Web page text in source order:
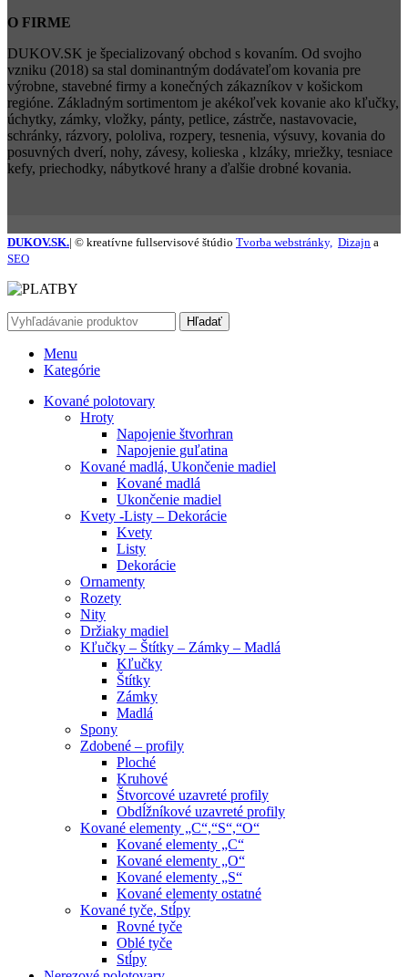
O FIRME
DUKOV.SK je špecializovaný obchod s kovaním. Od svojho
vzniku (2018) sa stal dominantným dodávateľom kovania pre
výrobne, stavebné firmy a konečných zákazníkov v košickom
regióne. Základným sortimentom je akékoľvek kovanie ako kľučky,
úchytky, zámky, vložky, pánty, petlice, zástrče, nastavovacie,
schránky, rázvory, pololiva, rozpery, tesnenia, výsuvy, kovania do
posuvných dverí, nohy, závesy, kolieska , klzáky, mriežky, tesniace
kefy, priechodky, nábytkové hrany a ďalšie drobné kovania.
DUKOV.SK.| © kreatívne fullservisové štúdio Tvorba webstránky, Dizajn a
SEO
Hľadať
Menu
Kategórie
Kované polotovary
Hroty
Napojenie štvorhran
Napojenie guľatina
Kované madlá, Ukončenie madiel
Kované madlá
Ukončenie madiel
Kvety -Listy – Dekorácie
Kvety
Listy
Dekorácie
Ornamenty
Rozety
Nity
Držiaky madiel
Kľučky – Štítky – Zámky – Madlá
Kľučky
Štítky
Zámky
Madlá
Spony
Zdobené – profily
Ploché
Kruhové
Štvorcové uzavreté profily
Obdĺžníkové uzavreté profily
Kované elementy „C“,“S“,“O“
Kované elementy „C“
Kované elementy „O“
Kované elementy „S“
Kované elementy ostatné
Kované tyče, Stĺpy
Rovné tyče
Oblé tyče
Stĺpy